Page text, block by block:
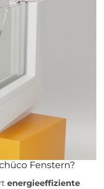
Fenstern?
energieeffiziente